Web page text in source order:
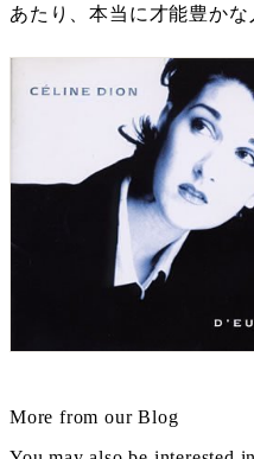
あたり、本当に才能豊かな
More from our Blog